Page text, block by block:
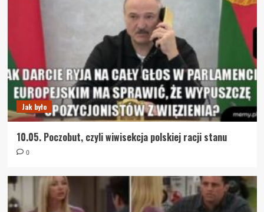
Jak było
10.05. Poczobut, czyli wiwisekcja polskiej racji stanu
0